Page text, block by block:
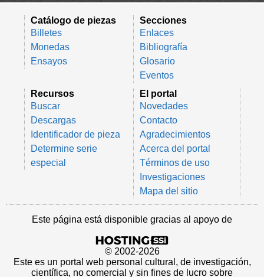
Catálogo de piezas
Billetes
Monedas
Ensayos
Secciones
Enlaces
Bibliografía
Glosario
Eventos
Recursos
Buscar
Descargas
Identificador de pieza
Determine serie
especial
El portal
Novedades
Contacto
Agradecimientos
Acerca del portal
Términos de uso
Investigaciones
Mapa del sitio
Este página está disponible gracias al apoyo de
© 2002-2026
Este es un portal web personal cultural, de investigación,
científica, no comercial y sin fines de lucro sobre